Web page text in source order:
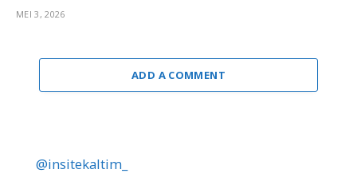
MEI 3, 2026
ADD A COMMENT
@insitekaltim_